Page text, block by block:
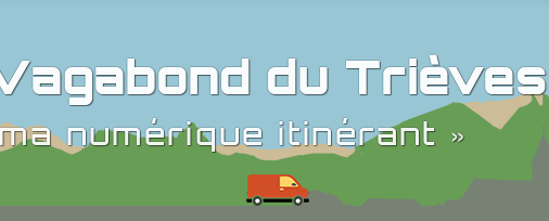
du Trièves
numérique itinérant »